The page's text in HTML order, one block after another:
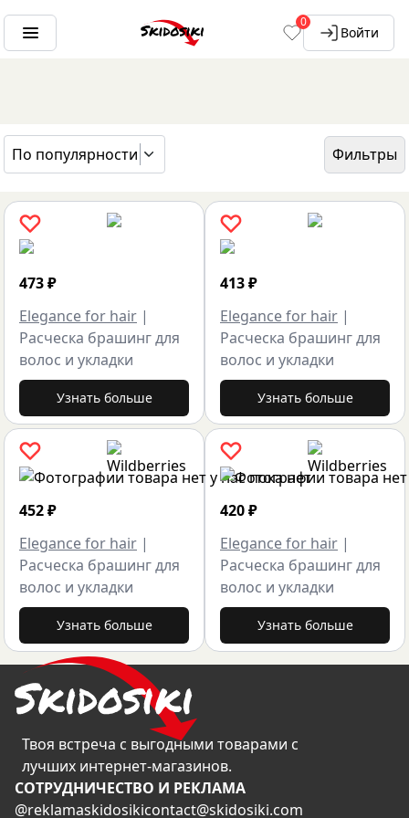
0
Войти
По популярности
Фильтры
ГЛАВНАЯ
БРЕНДЫ ELEGANCE FOR HAIR
473₽
Elegance for hair |
Расческа брашинг для
волос и укладки
Узнать больше
452₽
Elegance for hair |
Расческа брашинг для
волос и укладки
Узнать больше
413₽
Elegance for hair |
Расческа брашинг для
волос и укладки
Узнать больше
420₽
Elegance for hair |
Расческа брашинг для
волос и укладки
Узнать больше
Твоя встреча с выгодными товарами с
лучших интернет-магазинов.
CОТРУДНИЧЕСТВО И РЕКЛАМА
@reklamaskidosikicontact@skidosiki.com